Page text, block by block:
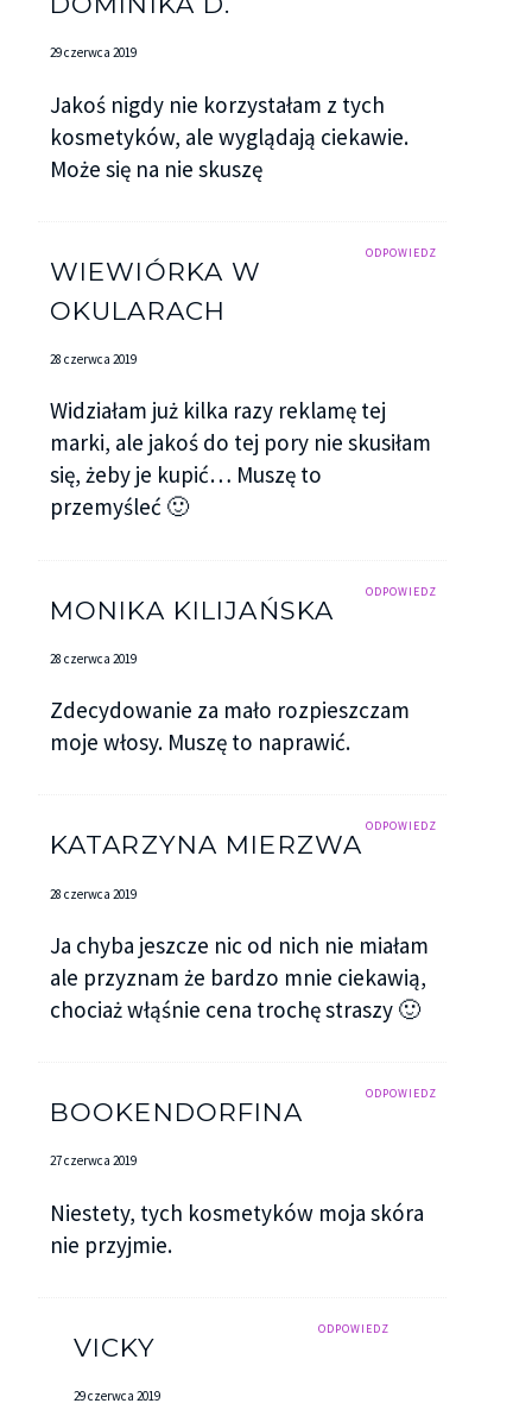
29 czerwca 2019
Jakoś nigdy nie korzystałam z tych
kosmetyków, ale wyglądają ciekawie.
Może się na nie skuszę
ODPOWIEDZ
WIEWIÓRKA W
OKULARACH
28 czerwca 2019
Widziałam już kilka razy reklamę tej
marki, ale jakoś do tej pory nie skusiłam
się, żeby je kupić… Muszę to
przemyśleć 🙂
ODPOWIEDZ
MONIKA KILIJAŃSKA
28 czerwca 2019
Zdecydowanie za mało rozpieszczam
moje włosy. Muszę to naprawić.
ODPOWIEDZ
KATARZYNA MIERZWA
28 czerwca 2019
Ja chyba jeszcze nic od nich nie miałam
ale przyznam że bardzo mnie ciekawią,
chociaż włąśnie cena trochę straszy 🙂
ODPOWIEDZ
BOOKENDORFINA
27 czerwca 2019
Niestety, tych kosmetyków moja skóra
nie przyjmie.
ODPOWIEDZ
VICKY
29 czerwca 2019